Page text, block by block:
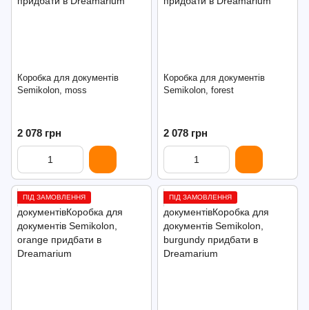
Коробка для документів
Semikolon, moss
2 078 грн
Коробка для документів
Semikolon, forest
2 078 грн
ПІД ЗАМОВЛЕННЯ ПІД ЗАМОВЛЕННЯ